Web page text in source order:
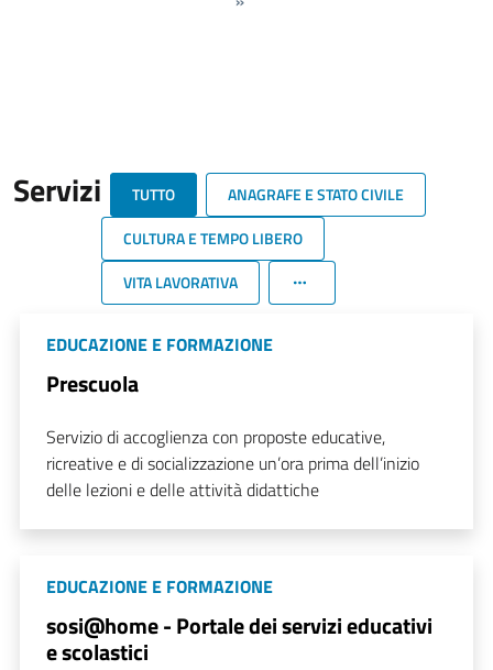
Servizi TUTTO
ANAGRAFE E STATO CIVILE
CULTURA E TEMPO LIBERO
VITA LAVORATIVA
EDUCAZIONE E FORMAZIONE
Prescuola
Servizio di accoglienza con proposte educative,
ricreative e di socializzazione un’ora prima dell’inizio
delle lezioni e delle attività didattiche
EDUCAZIONE E FORMAZIONE
sosi@home - Portale dei servizi educativi
e scolastici